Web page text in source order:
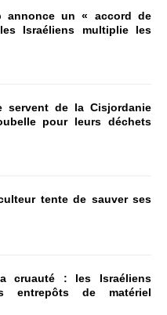
annonce un « accord de
Israéliens multiplie les
servent de la Cisjordanie
pour leurs déchets
tente de sauver ses
cruauté : les Israéliens
entrepôts de matériel